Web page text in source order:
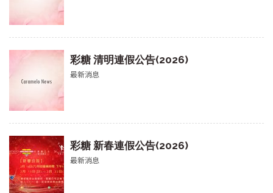
彩糖 清明連假公告(2026)
最新消息
彩糖 新春連假公告(2026)
最新消息